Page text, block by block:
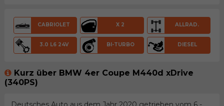
CABRIOLET X 2 ALLRAD.
3.0 L6 24V BI-TURBO DIESEL
Kurz über BMW 4er Coupe M440d xDrive
(340PS)